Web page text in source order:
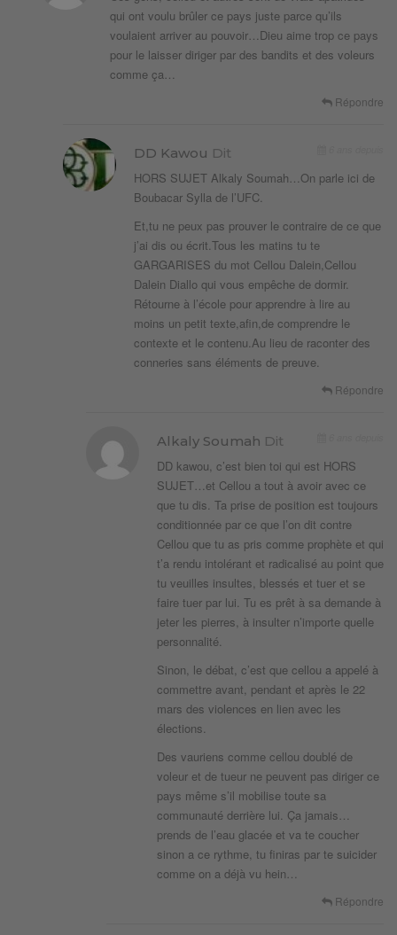
qui ont voulu brûler ce pays juste parce qu’ils
voulaient arriver au pouvoir…Dieu aime trop ce pays
pour le laisser diriger par des bandits et des voleurs
comme ça…
Répondre
DD Kawou Dit
HORS SUJET Alkaly Soumah…On parle ici de
Boubacar Sylla de l’UFC.
Et,tu ne peux pas prouver le contraire de ce que
j’ai dis ou écrit.Tous les matins tu te
GARGARISES du mot Cellou Dalein,Cellou
Dalein Diallo qui vous empêche de dormir.
Rétourne à l’école pour apprendre à lire au
moins un petit texte,afin,de comprendre le
contexte et le contenu.Au lieu de raconter des
conneries sans éléments de preuve.
Répondre
Alkaly Soumah Dit
DD kawou, c’est bien toi qui est HORS
SUJET…et Cellou a tout à avoir avec ce
que tu dis. Ta prise de position est toujours
conditionnée par ce que l’on dit contre
Cellou que tu as pris comme prophète et qui
t’a rendu intolérant et radicalisé au point que
tu veuilles insultes, blessés et tuer et se
faire tuer par lui. Tu es prêt à sa demande à
jeter les pierres, à insulter n’importe quelle
personnalité.
Sinon, le débat, c’est que cellou a appelé à
commettre avant, pendant et après le 22
mars des violences en lien avec les
élections.
Des vauriens comme cellou doublé de
voleur et de tueur ne peuvent pas diriger ce
pays même s’il mobilise toute sa
communauté derrière lui. Ça jamais…
prends de l’eau glacée et va te coucher
sinon a ce rythme, tu finiras par te suicider
comme on a déjà vu hein…
Répondre